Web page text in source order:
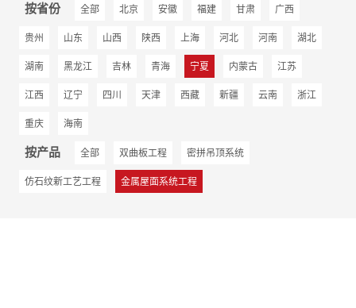
按省份 全部 北京 安徽 福建 甘肃 广西
贵州 山东 山西 陕西 上海 河北 河南 湖北
湖南 黑龙江 吉林 青海 宁夏 内蒙古 江苏
江西 辽宁 四川 天津 西藏 新疆 云南 浙江
重庆 海南
按产品 全部 双曲板工程 密拼吊顶系统
仿石纹新工艺工程 金属屋面系统工程